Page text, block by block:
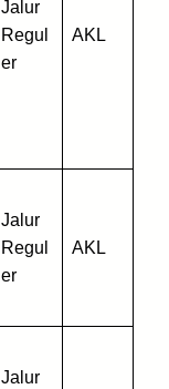
Jalur
Regul
er
AKL
Jalur
Regul
er
AKL
Jalur